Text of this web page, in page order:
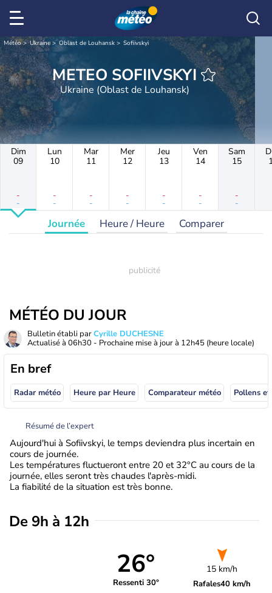
Météo Ukraine Oblast de Louhansk Sofiivskyi
METEO SOFIIVSKYI
Ukraine (Oblast de Louhansk)
Dim
09
-
-
Lun
10
-
-
Mar
11
-
-
Mer
12
-
-
Jeu
13
-
-
Ven
14
-
-
Sam
15
-
-
Journée Heure / Heure Comparer
MÉTÉO DU JOUR
Bulletin établi parCyrille DUCHESNE
Actualisé à 06h30 - Prochaine mise à jour à 12h45 (heure locale)
En bref
Radar météo Heure par Heure Comparateur météo Pollens
Résumé de l’expert
Aujourd'hui à Sofiivskyi, le temps deviendra plus incertain en
cours de journée.
Les températures fluctueront entre 20 et 32°C au cours de la
journée, elles seront très chaudes l'après-midi.
La fiabilité de la situation est très bonne.
De 9h à 12h
26°
Ressenti 30°
15 km/h
Rafales40 km/h